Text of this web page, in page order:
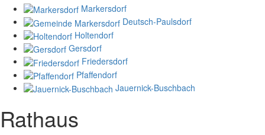
Markersdorf
Deutsch-Paulsdorf
Holtendorf
Gersdorf
Friedersdorf
Pfaffendorf
Jauernick-Buschbach
Rathaus